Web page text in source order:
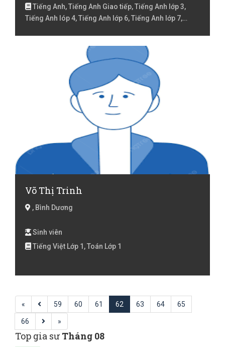
Tiếng Anh, Tiếng Anh Giao tiếp, Tiếng Anh lớp 3,
Tiếng Anh lóp 4, Tiếng Anh lớp 6, Tiếng Anh lớp 7,
Võ Thị Trinh
, Bình Dương
Sinh viên
Tiếng Việt Lớp 1, Toán Lớp 1
« 59 60 61 62 63 64 65
66 »
Top gia sư Tháng 08